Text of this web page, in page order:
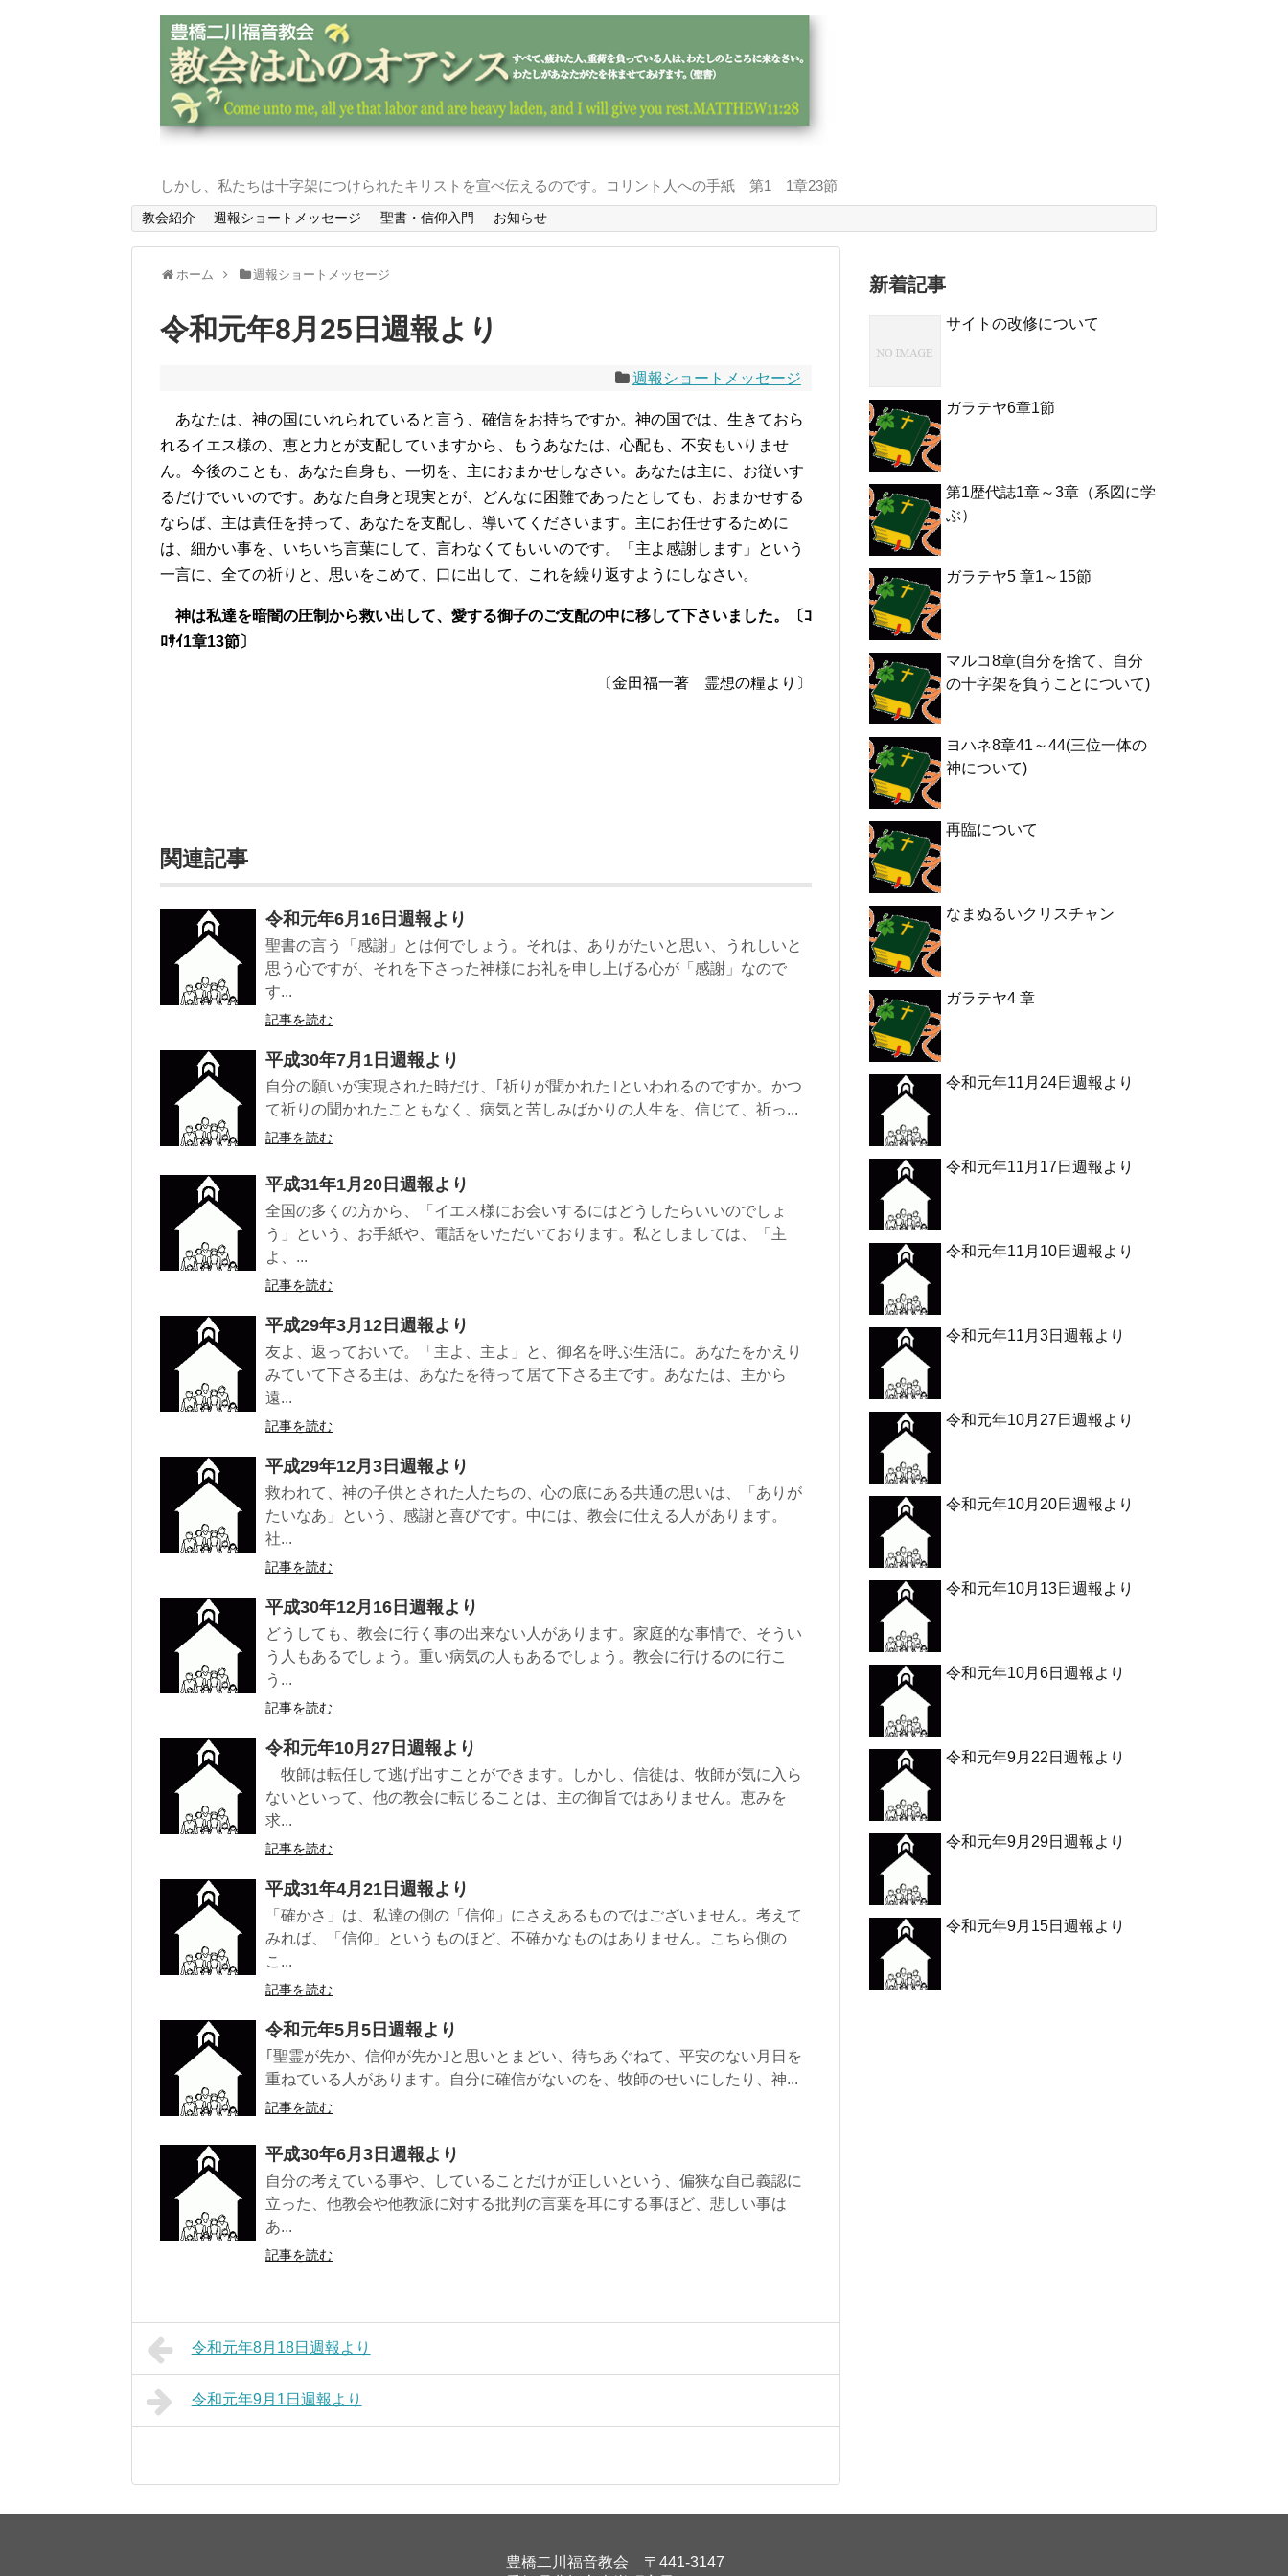
しかし、私たちは十字架につけられたキリストを宣べ伝えるのです。コリント人への手紙 第1 1章23節
教会紹介 週報ショートメッセージ 聖書・信仰入門 お知らせ
ホーム 週報ショートメッセージ
令和元年8月25日週報より
週報ショートメッセージ
あなたは、神の国にいれられていると言う、確信をお持ちですか。神の国では、生きておら
れるイエス様の、恵と力とが支配していますから、もうあなたは、心配も、不安もいりませ
ん。今後のことも、あなた自身も、一切を、主におまかせしなさい。あなたは主に、お従いす
るだけでいいのです。あなた自身と現実とが、どんなに困難であったとしても、おまかせする
ならば、主は責任を持って、あなたを支配し、導いてくださいます。主にお任せするために
は、細かい事を、いちいち言葉にして、言わなくてもいいのです。「主よ感謝します」という
一言に、全ての祈りと、思いをこめて、口に出して、これを繰り返すようにしなさい。
神は私達を暗闇の圧制から救い出して、愛する御子のご支配の中に移して下さいました。〔ｺ
ﾛｻｲ1章13節〕
〔金田福一著 霊想の糧より〕
関連記事
令和元年6月16日週報より
聖書の言う「感謝」とは何でしょう。それは、ありがたいと思い、うれしいと
思う心ですが、それを下さった神様にお礼を申し上げる心が「感謝」なので
す...
記事を読む
平成30年7月1日週報より
自分の願いが実現された時だけ、｢祈りが聞かれた｣といわれるのですか。かつ
て祈りの聞かれたこともなく、病気と苦しみばかりの人生を、信じて、祈っ...
記事を読む
平成31年1月20日週報より
全国の多くの方から、「イエス様にお会いするにはどうしたらいいのでしょ
う」という、お手紙や、電話をいただいております。私としましては、「主
よ、...
記事を読む
平成29年3月12日週報より
友よ、返っておいで。「主よ、主よ」と、御名を呼ぶ生活に。あなたをかえり
みていて下さる主は、あなたを待って居て下さる主です。あなたは、主から
遠...
記事を読む
平成29年12月3日週報より
救われて、神の子供とされた人たちの、心の底にある共通の思いは、「ありが
たいなあ」という、感謝と喜びです。中には、教会に仕える人があります。
社...
記事を読む
平成30年12月16日週報より
どうしても、教会に行く事の出来ない人があります。家庭的な事情で、そうい
う人もあるでしょう。重い病気の人もあるでしょう。教会に行けるのに行こ
う...
記事を読む
令和元年10月27日週報より
牧師は転任して逃げ出すことができます。しかし、信徒は、牧師が気に入ら
ないといって、他の教会に転じることは、主の御旨ではありません。恵みを
求...
記事を読む
平成31年4月21日週報より
「確かさ」は、私達の側の「信仰」にさえあるものではございません。考えて
みれば、「信仰」というものほど、不確かなものはありません。こちら側の
こ...
記事を読む
令和元年5月5日週報より
｢聖霊が先か、信仰が先か｣と思いとまどい、待ちあぐねて、平安のない月日を
重ねている人があります。自分に確信がないのを、牧師のせいにしたり、神...
記事を読む
平成30年6月3日週報より
自分の考えている事や、していることだけが正しいという、偏狭な自己義認に
立った、他教会や他教派に対する批判の言葉を耳にする事ほど、悲しい事は
あ...
記事を読む
令和元年8月18日週報より
令和元年9月1日週報より
新着記事
サイトの改修について
ガラテヤ6章1節
第1歴代誌1章～3章（系図に学
ぶ）
ガラテヤ5 章1～15節
マルコ8章(自分を捨て、自分
の十字架を負うことについて)
ヨハネ8章41～44(三位一体の
神について)
再臨について
なまぬるいクリスチャン
ガラテヤ4 章
令和元年11月24日週報より
令和元年11月17日週報より
令和元年11月10日週報より
令和元年11月3日週報より
令和元年10月27日週報より
令和元年10月20日週報より
令和元年10月13日週報より
令和元年10月6日週報より
令和元年9月22日週報より
令和元年9月29日週報より
令和元年9月15日週報より
豊橋二川福音教会 〒441-3147